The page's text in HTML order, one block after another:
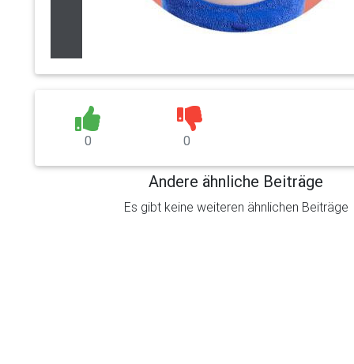
0 0
Andere ähnliche Beiträge
Es gibt keine weiteren ähnlichen Beiträge